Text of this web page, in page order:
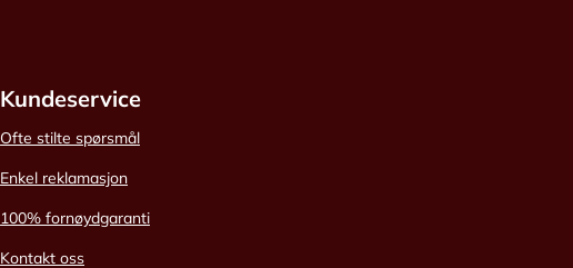
Kundeservice
Ofte stilte spørsmål
Enkel reklamasjon
100% fornøydgaranti
Kontakt oss